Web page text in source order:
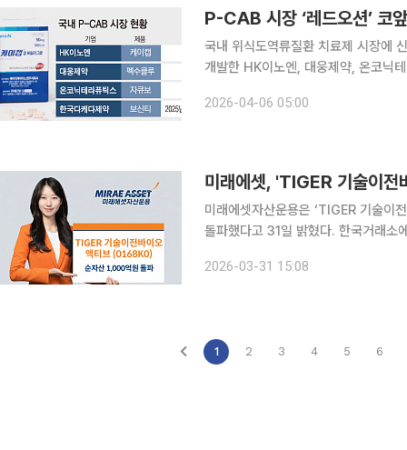
P-CAB 시장 ‘레드오션’ 코
국내 위식도역류질환 치료제 시장에
개발한 HK이노엔, 대웅제약, 온코닉
제(P-CAB) 계열 위식도역류질환 치
2026-04-06 05:00
미래에셋, 'TIGER 기술이
미래에셋자산운용은 ‘TIGER 기술이
돌파했다고 31일 밝혔다. 한국거래소
이어지며 코스닥 시장에 대한 투자 수
2026-03-31 15:08
1 2 3 4 5 6